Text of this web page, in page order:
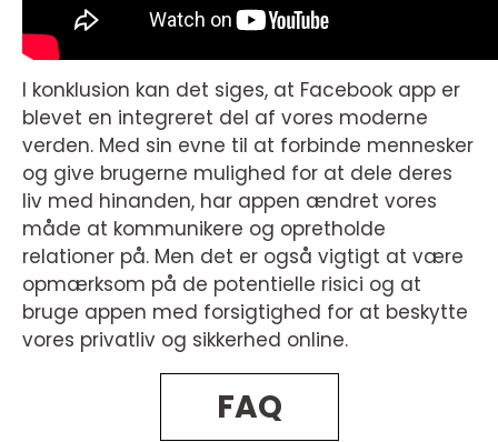
I konklusion kan det siges, at Facebook app er
blevet en integreret del af vores moderne
verden. Med sin evne til at forbinde mennesker
og give brugerne mulighed for at dele deres
liv med hinanden, har appen ændret vores
måde at kommunikere og opretholde
relationer på. Men det er også vigtigt at være
opmærksom på de potentielle risici og at
bruge appen med forsigtighed for at beskytte
vores privatliv og sikkerhed online.
FAQ